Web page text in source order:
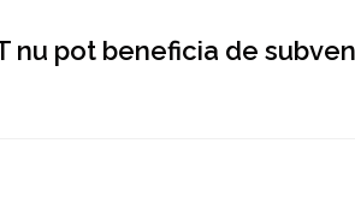
nu pot beneficia de